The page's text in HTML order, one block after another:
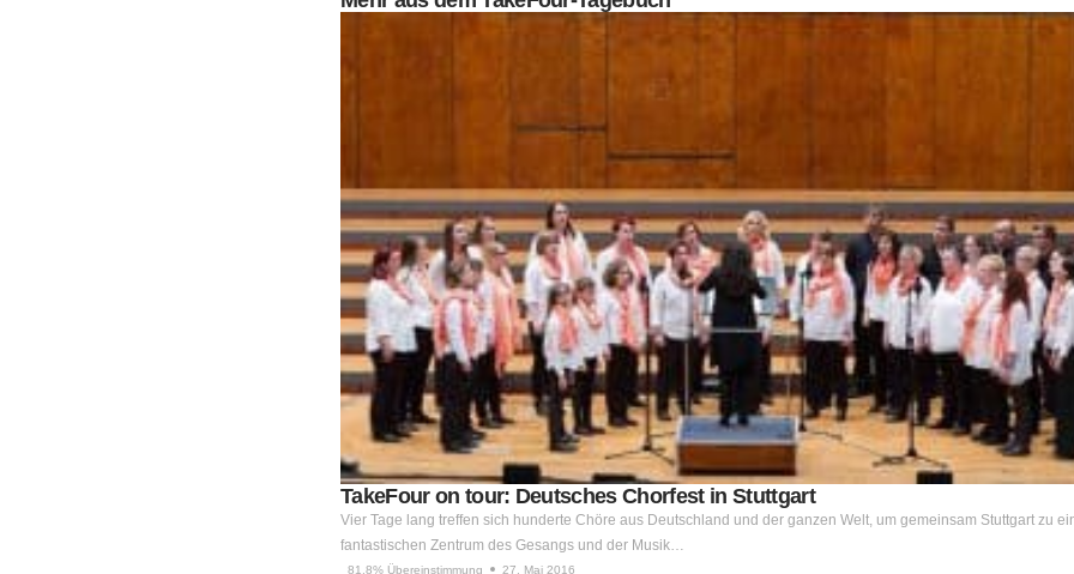
TakeFour on tour: Deutsches Chorfest in Stuttgart
Vier Tage lang treffen sich hunderte Chöre aus Deutschland und der ganzen Welt, um gemeinsam Stuttgart zu
fantastischen Zentrum des Gesangs und der Musik…
81.8% Übereinstimmung 27. Mai 2016